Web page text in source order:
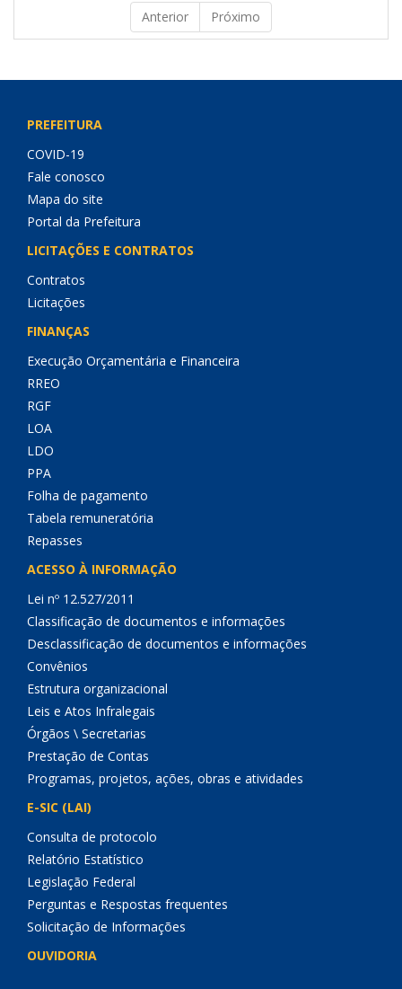
Anterior
Próximo
PREFEITURA
COVID-19
Fale conosco
Mapa do site
Portal da Prefeitura
LICITAÇÕES E CONTRATOS
Contratos
Licitações
FINANÇAS
Execução Orçamentária e Financeira
RREO
RGF
LOA
LDO
PPA
Folha de pagamento
Tabela remuneratória
Repasses
ACESSO À INFORMAÇÃO
Lei nº 12.527/2011
Classificação de documentos e informações
Desclassificação de documentos e informações
Convênios
Estrutura organizacional
Leis e Atos Infralegais
Órgãos \ Secretarias
Prestação de Contas
Programas, projetos, ações, obras e atividades
E-SIC (LAI)
Consulta de protocolo
Relatório Estatístico
Legislação Federal
Perguntas e Respostas frequentes
Solicitação de Informações
OUVIDORIA